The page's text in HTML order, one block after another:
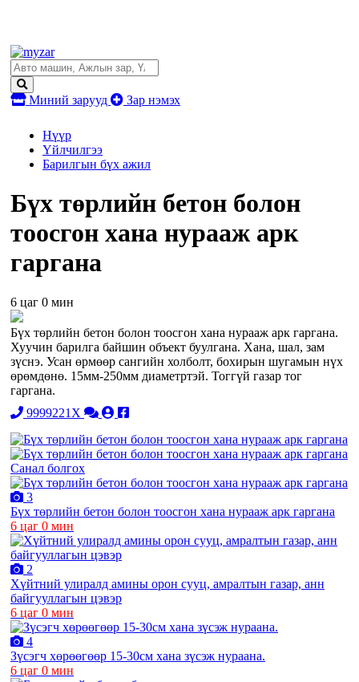
Миний зарууд Зар нэмэх
Нүүр
Үйлчилгээ
Барилгын бүх ажил
Бүх төрлийн бетон болон
тоосгон хана нурааж арк
гаргана
6 цаг 0 мин
Бүх төрлийн бетон болон тоосгон хана нурааж арк гаргана.
Хуучин барилга байшин объект буулгана. Хана, шал, зам
зүснэ. Усан өрмөөр сангийн холболт, бохирын шугамын нүх
өрөмдөнө. 15мм-250мм диаметртэй. Тоггүй газар тог
гаргана.
9999221X
Санал болгох
3
Бүх төрлийн бетон болон тоосгон хана нурааж арк гаргана
6 цаг 0 мин
2
Хүйтний улиралд амины орон сууц, амралтын газар, анн
байгууллагын цэвэр
6 цаг 0 мин
4
Зүсэгч хөрөөгөөр 15-30см хана зүсэж нураана.
6 цаг 0 мин